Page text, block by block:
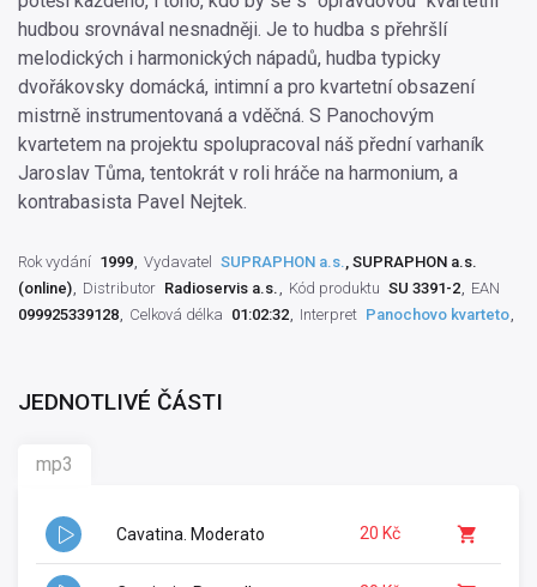
hudbou srovnával nesnadněji. Je to hudba s přehršlí
melodických i harmonických nápadů, hudba typicky
dvořákovsky domácká, intimní a pro kvartetní obsazení
mistrně instrumentovaná a vděčná. S Panochovým
kvartetem na projektu spolupracoval náš přední varhaník
Jaroslav Tůma, tentokrát v roli hráče na harmonium, a
kontrabasista Pavel Nejtek.
Rok vydání 1999 Vydavatel SUPRAPHON a.s., SUPRAPHON a.s.
(online)
Distributor Radioservis a.s. Kód produktu SU 3391-2
EAN
099925339128
Celková délka 01:02:32 Interpret Panochovo kvarteto
JEDNOTLIVÉ ČÁSTI
mp3
Cavatina. Moderato 20 Kč